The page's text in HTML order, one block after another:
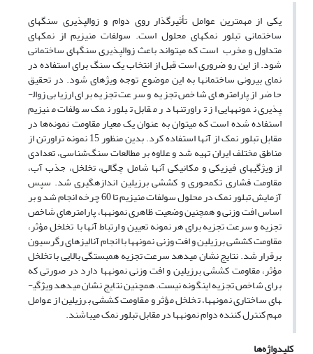
یکی از مهمترین عوامل تأثیرگذار روی دوام و زوال­پذیری سنگ­های
ساختمانی تبلور نمک­های محلول است. سولفات منیزیم از نمک­های
متداول و مخرب است که می­تواند باعث زوال­پذیری سنگ­های ساختمانی
شود. از این رو ضروری است قبل از انتخاب یک سنگ برای استفاده در
نمای بیرونی ساختمان­ها به این موضوع توجه ویژه­ای شود. در تحقیق
حاضر از پارامترهای شاخص تجزیه و سرعت تجزیه برای ارزیابی زوال­
پذیری نمونه­هایی از تراورتن­ها در مقابل تبلور نمک سولفات منیزیم
استفاده شده است که می­توان به عنوان یک معیار مقاومت نمونه‌ها در
مقابل تبلور نمک از آن­ها استفاده کرد. بدین منظور 15 نمونه تراورتن از
مناطق مختلف ایران تهیه شد و علاوه بر مطالعات سنگ‌شناسی، تعدادی
از ویژگی­های فیزیکی و مکانیکی آن­ها شامل چگالی، تخلخل، جذب آب،
مقاومت فشاری تک­محوری و کششی برزیلین اندازه­گیری شد. سپس
آزمایش تبلور نمک در محلول سولفات منیزیم تا 60 چرخه انجام شد و بر
اساس افت وزنی و همچنین وضعیت ظاهری نمونه­ها، پارامترهای شاخص
تجزیه و سرعت تجزیه برای هر نمونه تعیین و ارتباط آن­ها با تخلخل مؤثر،
مقاومت کششی برزیلین و افت وزنی نمونه­ها با انجام آنالیزهای رگرسیون
برقرار شد. نتایج نشان می­دهد سرعت تجزیه همبستگی بالایی با تخلخل
مؤثر، مقاومت کششی برزیلین و افت وزنی نمونه­ها دارد در صورتی که
برای شاخص تجزیه اینگونه نیست. همچنین نتایج نشان می­دهد ویژگی­
های ساختاری نمونه­ها، تخلخل مؤثر و مقاومت کششی برزیلین از عوامل
مهم کنترل کننده دوام نمونه­ها در مقابل تبلور نمک می­باشند.
کلیدواژه‌ها